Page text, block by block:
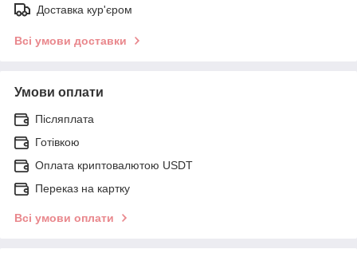
Доставка кур'єром
Всі умови доставки
Умови оплати
Післяплата
Готівкою
Оплата криптовалютою USDT
Переказ на картку
Всі умови оплати